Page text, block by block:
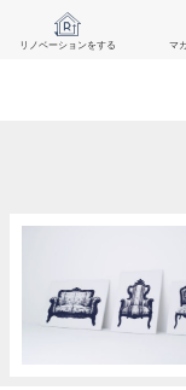
リノベーションをする マ